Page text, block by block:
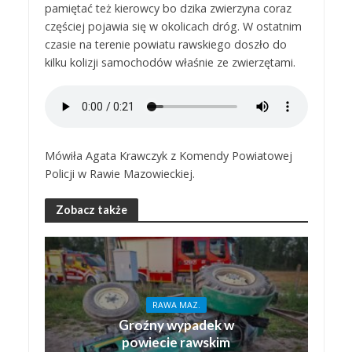
pamiętać też kierowcy bo dzika zwierzyna coraz
częściej pojawia się w okolicach dróg. W ostatnim
czasie na terenie powiatu rawskiego doszło do
kilku kolizji samochodów właśnie ze zwierzętami.
Mówiła Agata Krawczyk z Komendy Powiatowej
Policji w Rawie Mazowieckiej.
Zobacz także
RAWA MAZ.
Groźny wypadek w
powiecie rawskim